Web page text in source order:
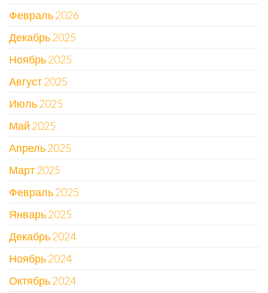
Февраль 2026
Декабрь 2025
Ноябрь 2025
Август 2025
Июль 2025
Май 2025
Апрель 2025
Март 2025
Февраль 2025
Январь 2025
Декабрь 2024
Ноябрь 2024
Октябрь 2024